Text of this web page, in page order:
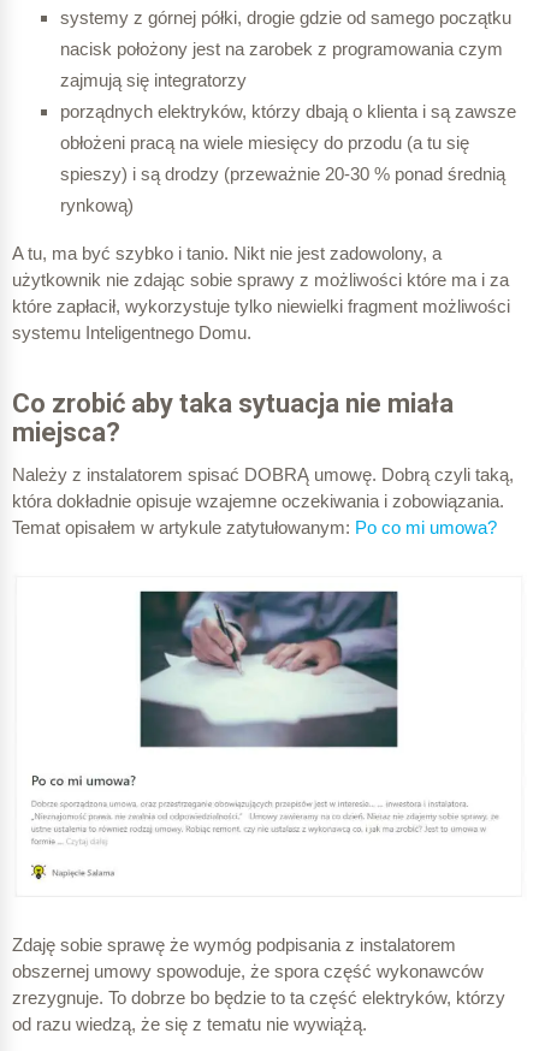
systemy z górnej półki, drogie gdzie od samego początku
nacisk położony jest na zarobek z programowania czym
zajmują się integratorzy
porządnych elektryków, którzy dbają o klienta i są zawsze
obłożeni pracą na wiele miesięcy do przodu (a tu się
spieszy) i są drodzy (przeważnie 20-30 % ponad średnią
rynkową)
A tu, ma być szybko i tanio. Nikt nie jest zadowolony, a
użytkownik nie zdając sobie sprawy z możliwości które ma i za
które zapłacił, wykorzystuje tylko niewielki fragment możliwości
systemu Inteligentnego Domu.
Co zrobić aby taka sytuacja nie miała
miejsca?
Należy z instalatorem spisać DOBRĄ umowę. Dobrą czyli taką,
która dokładnie opisuje wzajemne oczekiwania i zobowiązania.
Temat opisałem w artykule zatytułowanym: Po co mi umowa?
Zdaję sobie sprawę że wymóg podpisania z instalatorem
obszernej umowy spowoduje, że spora część wykonawców
zrezygnuje. To dobrze bo będzie to ta część elektryków, którzy
od razu wiedzą, że się z tematu nie wywiążą.